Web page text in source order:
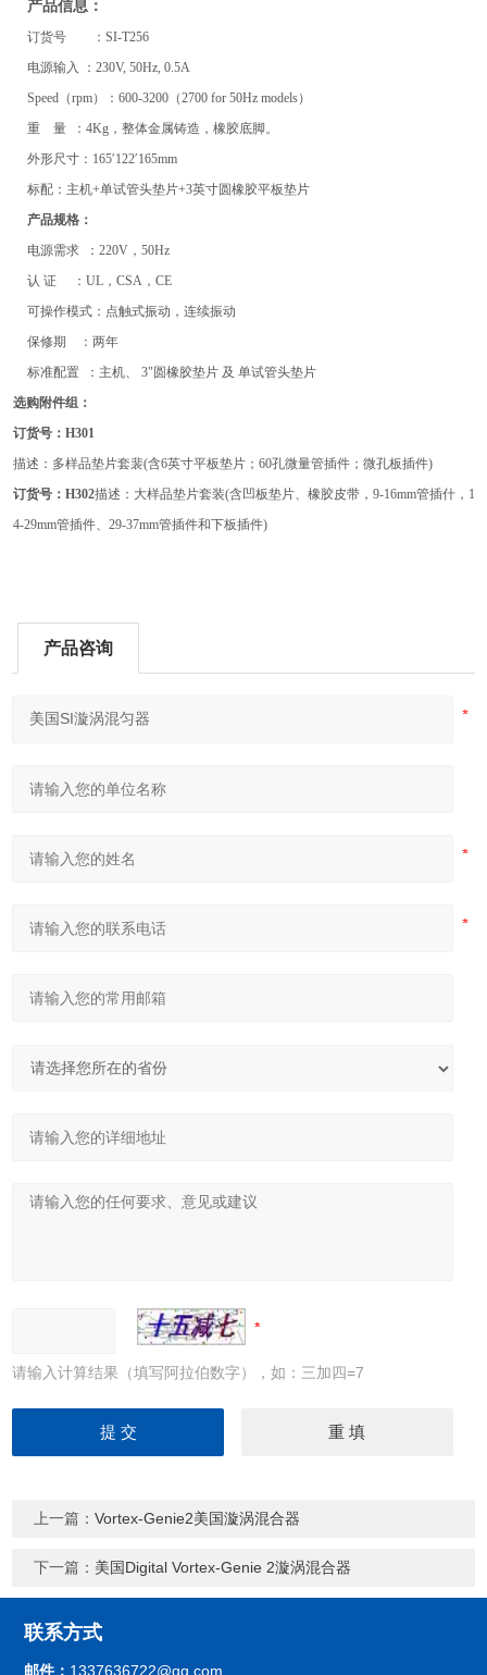
产品信息：
订货号 ： SI-T256
电源输入
： 230V, 50Hz, 0.5A
Speed（rpm）：600-3200（2700 for 50Hz models）
重
量
：4Kg，整体金属铸造，橡胶底脚。
外形尺寸：165′122′165mm
标配：主机+单试管头垫片+3英寸圆橡胶平板垫片
产品规格：
电源需求： 220V，50Hz
认 证： UL，CSA，CE
可操作模式：点触式振动 ，连续振动
保修期
： 两年
标准配置 ：主机、 3"圆橡胶垫片及 单试管头垫片
选购附件组：
订货号：H301
描述：多样品垫片套裴(含6英寸平板垫片；60孔微量管插件；微孔板插件)
订货号：H302描述：大样品垫片套装(含凹板垫片、橡胶皮带，9-16mm管插什，1
4-29mm管插件、29-37mm管插件和下板插件)
产品咨询
请输入计算结果（填写阿拉伯数字），如：三加四=7
上一篇：Vortex-Genie2美国漩涡混合器
下一篇： 美国Digital Vortex-Genie 2漩涡混合器
联系方式
邮件： 1337636722@qq.com